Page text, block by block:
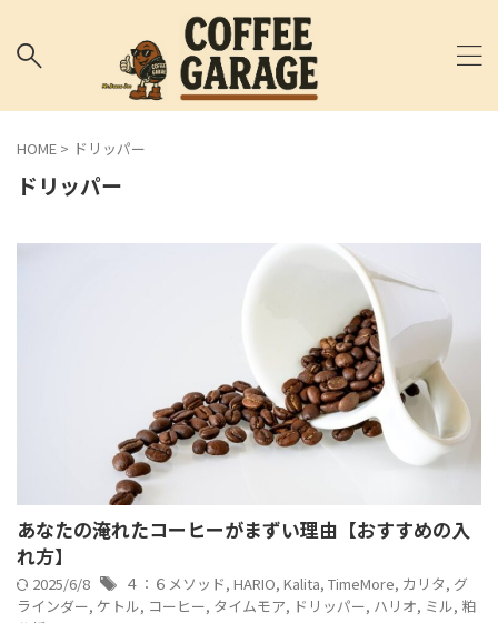
HOME > ドリッパー
ドリッパー
あなたの淹れたコーヒーがまずい理由【おすすめの入
れ方】
2025/6/8 ４：６メソッド, HARIO, Kalita, TimeMore, カリタ, グ
ラインダー, ケトル, コーヒー, タイムモア, ドリッパー, ハリオ, ミル, 粕